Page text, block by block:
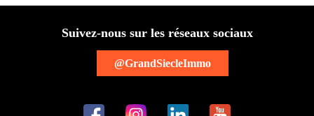
Suivez-nous sur les réseaux sociaux
@GrandSiecleImmo